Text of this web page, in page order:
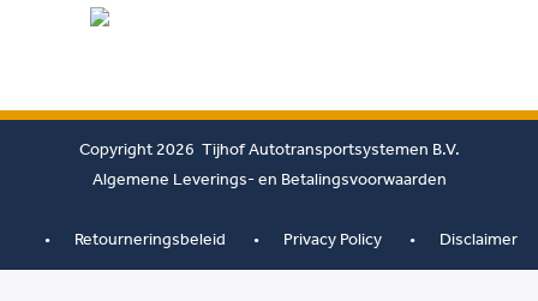
Copyright 2026 Tijhof Autotransportsystemen B.V.
Algemene Leverings- en Betalingsvoorwaarden
Retourneringsbeleid Privacy Policy Disclaimer